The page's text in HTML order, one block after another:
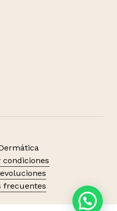
Finalizar compra
condiciones
frecuentes